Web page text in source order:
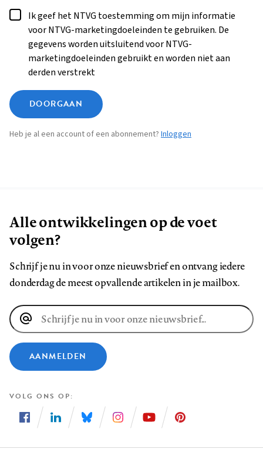
Ik geef het NTVG toestemming om mijn informatie
voor NTVG-marketingdoeleinden te gebruiken. De
gegevens worden uitsluitend voor NTVG-
marketingdoeleinden gebruikt en worden niet aan
derden verstrekt
DOORGAAN
Heb je al een account of een abonnement? Inloggen
Alle ontwikkelingen op de voet
volgen?
Schrijf je nu in voor onze nieuwsbrief en ontvang iedere
donderdag de meest opvallende artikelen in je mailbox.
E-
mailadres
AANMELDEN
VOLG ONS OP
ons
ons
ons
ons
ons
ons